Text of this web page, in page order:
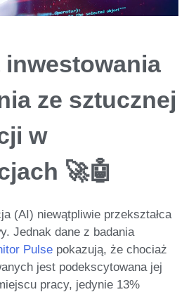
inwestowania
ze sztucznej
w
🚀🤖
(AI) niewątpliwie przekształca
Jednak dane z badania
Pulse pokazują, że chociaż
jest podekscytowana jej
pracy, jedynie 13%